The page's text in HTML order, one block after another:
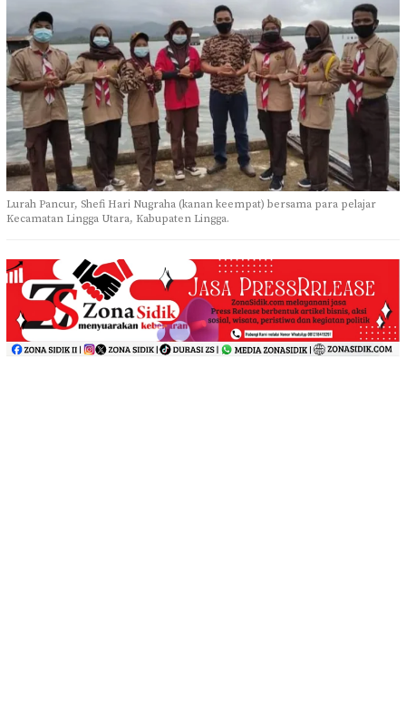
Lurah Pancur, Shefi Hari Nugraha (kanan keempat) bersama para pelajar
Kecamatan Lingga Utara, Kabupaten Lingga.